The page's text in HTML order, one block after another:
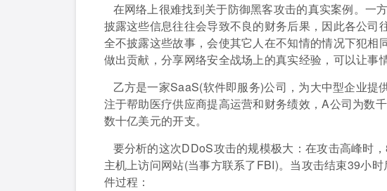
在网络上很难找到关于防御黑客攻击的真实案例。一
披露这些信息往往会导致不良的财务后果，因此各公
全不披露这些故事，会使其它人在不知情的情况下犯
做出贡献，分享网络安全战场上的真实经验，可以让事
乙方是一家SaaS(软件即服务)公司，为大中型企业
注于帮助医疗供应商提高运营和财务绩效，A公司为数
数十亿美元的开支。
要分析的这次DDoS攻击的规模极大：在攻击高峰时
主机上访问网站(当事方联系了FBI)。当攻击结束39小
件过程：